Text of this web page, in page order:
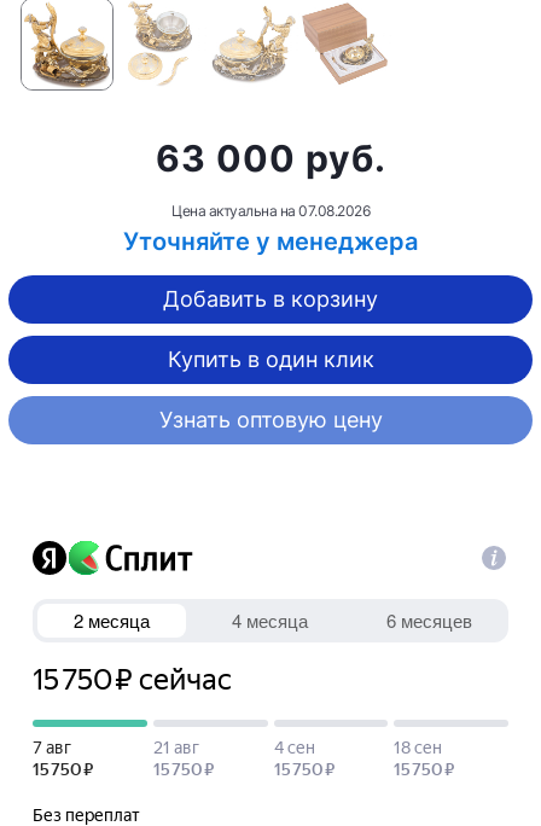
63 000 руб.
Цена актуальна на 07.08.2026
Уточняйте у менеджера
Добавить в корзину
Купить в один клик
Узнать оптовую цену